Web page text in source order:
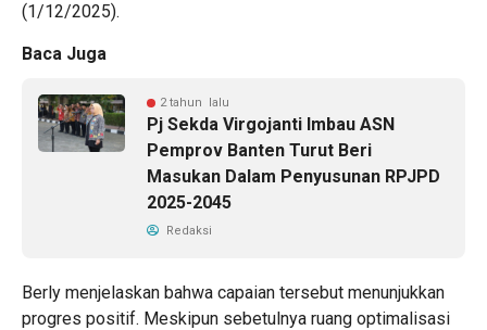
(1/12/2025).
Baca Juga
2 tahun lalu
Pj Sekda Virgojanti Imbau ASN
Pemprov Banten Turut Beri
Masukan Dalam Penyusunan RPJPD
2025-2045
Redaksi
Berly menjelaskan bahwa capaian tersebut menunjukkan
progres positif. Meskipun sebetulnya ruang optimalisasi